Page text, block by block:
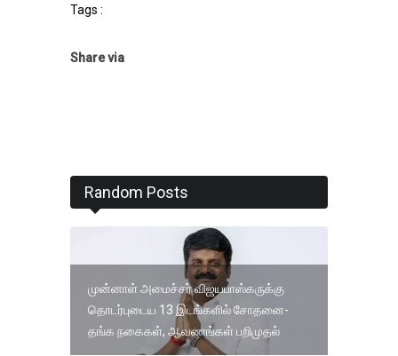
Tags :
Share via
Random Posts
முன்னாள் அமைச்சர் விஜயபாஸ்கருக்கு
தொடர்புடைய 13 இடங்களில் சோதனை-
தங்க நகைகள், ஆவணங்கள் பறிமுதல்